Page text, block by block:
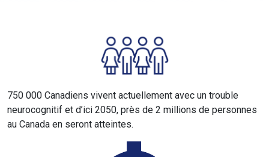
750 000 Canadiens vivent actuellement avec un trouble
neurocognitif et d’ici 2050, près de 2 millions de personnes
au Canada en seront atteintes.